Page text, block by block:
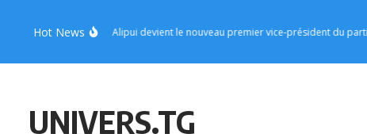
Hot News
ministre Sèna Alipui devient le nouveau premier vice-président du parti
UNIVERS.TG